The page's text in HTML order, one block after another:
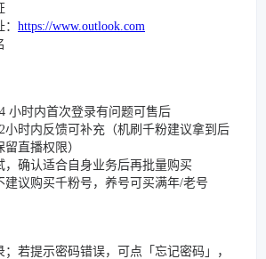
https://www.outlook.com
小时内首次登录有问题可售后
小时内反馈可补充（机刷千粉建议拿到后
直播权限）
，确认适合自身业务后再批量购买
建议购买千粉号，养号可买满年/老号
；若提示密码错误，可点「忘记密码」，